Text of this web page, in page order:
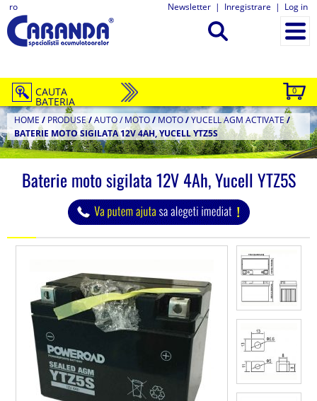
ro Newsletter | Inregistrare | Log in
0
CAUTA
BATERIA
HOME / PRODUSE/AUTO / MOTO/ MOTO/YUCELL AGM ACTIVATE/
BATERIE MOTO SIGILATA 12V 4AH, YUCELL YTZ5S
Baterie moto sigilata 12V 4Ah, Yucell YTZ5S